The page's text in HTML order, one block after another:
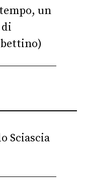
un
di
Sciascia